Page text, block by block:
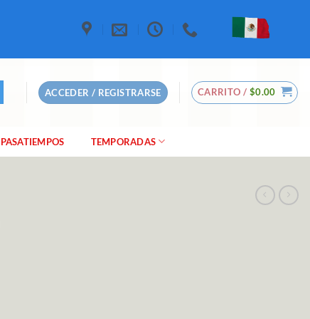
ACCEDER / REGISTRARSE CARRITO / $0.00
PASATIEMPOS TEMPORADAS